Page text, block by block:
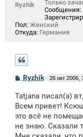
Ryzhik
Только
Сообщения:
Пол: Женский
Откуда: Германия
С
о
б
щ
н
и
е
Ryzhik 26 окт 2006,
Tatjana писал(а)
Всем привет!
это всё не
не знаю. Сказали